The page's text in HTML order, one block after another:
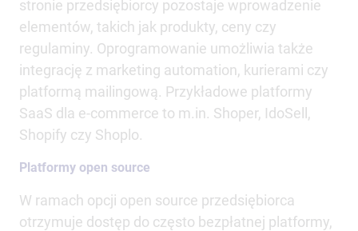
stronie przedsiębiorcy pozostaje wprowadzenie
elementów, takich jak produkty, ceny czy
regulaminy. Oprogramowanie umożliwia także
integrację z marketing automation, kurierami czy
platformą mailingową. Przykładowe platformy
SaaS dla e-commerce to m.in. Shoper, IdoSell,
Shopify czy Shoplo.
Platformy open source
W ramach opcji open source przedsiębiorca
otrzymuje dostęp do często bezpłatnej platformy,